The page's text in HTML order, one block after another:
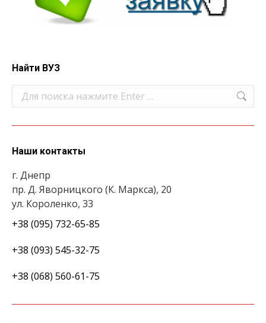
Найти ВУЗ
Поиск:
Наши контакты
г. Днепр
пр. Д. Яворницкого (К. Маркса), 20
ул. Короленко, 33
+38 (095) 732-65-85
+38 (093) 545-32-75
+38 (068) 560-61-75